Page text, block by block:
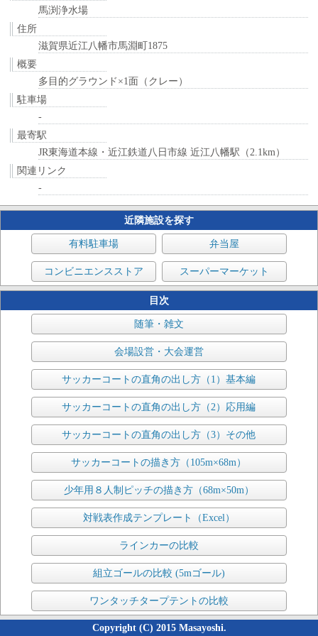
馬渕浄水場
住所
滋賀県近江八幡市馬淵町1875
概要
多目的グラウンド×1面（クレー）
駐車場
-
最寄駅
JR東海道本線・近江鉄道八日市線 近江八幡駅（2.1km）
関連リンク
-
近隣施設を探す
有料駐車場 弁当屋
コンビニエンスストア スーパーマーケット
目次
随筆・雑文
会場設営・大会運営
サッカーコートの直角の出し方（1）基本編
サッカーコートの直角の出し方（2）応用編
サッカーコートの直角の出し方（3）その他
サッカーコートの描き方（105m×68m）
少年用８人制ピッチの描き方（68m×50m）
対戦表作成テンプレート（Excel）
ラインカーの比較
組立ゴールの比較 (5mゴール)
ワンタッチタープテントの比較
Copyright (C) 2015 Masayoshi.